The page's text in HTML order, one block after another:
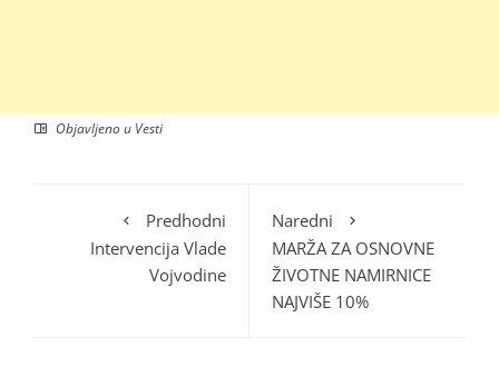
Objavljeno u Vesti
Predhodni
Intervencija Vlade
Vojvodine
Naredni
MARŽA ZA OSNOVNE
ŽIVOTNE NAMIRNICE
NAJVIŠE 10%